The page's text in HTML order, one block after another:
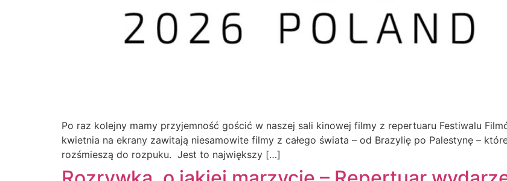
Po raz kolejny mamy przyjemność gościć w naszej sali kinowej filmy z repertuaru Festiwalu
kwietnia na ekrany zawitają niesamowite filmy z całego świata – od Brazylię po Palestynę –
rozśmieszą do rozpuku. Jest to największy […]